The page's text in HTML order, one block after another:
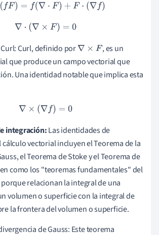
∇ (fF )=f(∇ ⋅F)+F ⋅(∇f)
∇⋅(∇× F)=0
Curl, definido por∇× F
, es un
que produce un campo vectorial que
Una identidad notable que implica esta
∇ ×(∇f)= 0
integración:Las identidades de
vectorial incluyen el Teorema de la
el Teorema de Stoke y el Teorema de
como los "teoremas fundamentales" del
relacionan la integral de una
volumen o superficie con la integral de
la frontera del volumen o superficie.
de Gauss: Este teorema